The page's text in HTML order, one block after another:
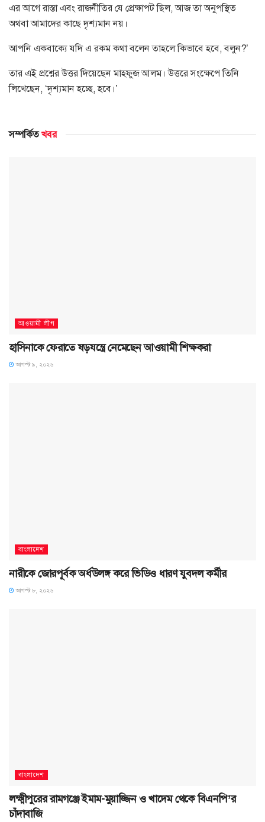
এর আগে রাস্তা এবং রাজনীতির যে প্রেক্ষাপট ছিল, আজ তা অনুপস্থিত
অথবা আমাদের কাছে দৃশ্যমান নয়।
আপনি একবাক্যে যদি এ রকম কথা বলেন তাহলে কিভাবে হবে, বলুন?’
তার এই প্রশ্নের উত্তর দিয়েছেন মাহফুজ আলম। উত্তরে সংক্ষেপে তিনি
লিখেছেন, ‘দৃশ্যমান হচ্ছে, হবে।’
সম্পর্কিতখবর
আওয়ামী লীগ
হাসিনাকে ফেরাতে ষড়যন্ত্রে নেমেছেন আওয়ামী শিক্ষকরা
আগস্ট ৯, ২০২৬
বাংলাদেশ
নারীকে জোরপূর্বক অর্ধউলঙ্গ করে ভিডিও ধারণ যুবদল কর্মীর
আগস্ট ৮, ২০২৬
বাংলাদেশ
লক্ষ্মীপুরের রামগঞ্জে ইমাম-মুয়াজ্জিন ও খাদেম থেকে বিএনপি’র
চাঁদাবাজি